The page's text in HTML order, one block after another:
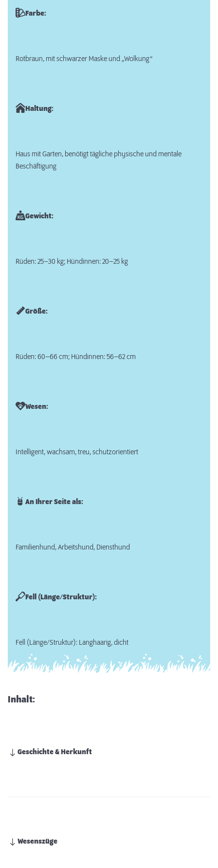
Farbe:
Rotbraun, mit schwarzer Maske und „Wolkung“
Haltung:
Haus mit Garten, benötigt tägliche physische und mentale
Beschäftigung
Gewicht:
Rüden: 25–30 kg; Hündinnen: 20–25 kg
Größe:
Rüden: 60–66 cm; Hündinnen: 56–62 cm
Wesen:
Intelligent, wachsam, treu, schutzorientiert
An Ihrer Seite als:
Familienhund, Arbeitshund, Diensthund
Fell (Länge/Struktur):
Fell (Länge/Struktur): Langhaarig, dicht
Inhalt:
Geschichte & Herkunft
Wesenszüge